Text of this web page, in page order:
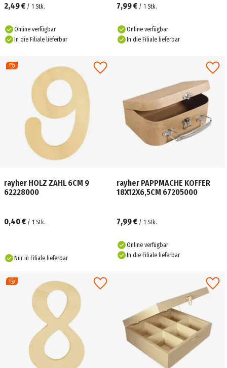
2,49 € / 1 Stk.
Online verfügbar
In die Filiale lieferbar
7,99 € / 1 Stk.
Online verfügbar
In die Filiale lieferbar
rayher HOLZ ZAHL 6CM 9
62228000
0,40 € / 1 Stk.
Nur in Filiale lieferbar
rayher PAPPMACHE KOFFER
18X12X6,5CM 67205000
7,99 € / 1 Stk.
Online verfügbar
In die Filiale lieferbar